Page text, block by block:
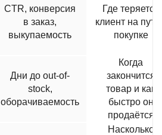
CTR, конверсия
в заказ,
выкупаемость
Где теряется
клиент на пути
покупке
Дни до out-of-
stock,
оборачиваемость
Когда
закончится
товар и как
быстро он
продаётся
Насколько